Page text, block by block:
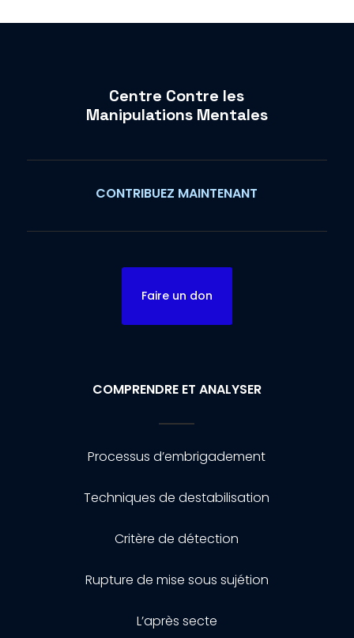
Centre Contre les
Manipulations Mentales
CONTRIBUEZ MAINTENANT
Faire un don
COMPRENDRE ET ANALYSER
Processus d’embrigadement
Techniques de destabilisation
Critère de détection
Rupture de mise sous sujétion
L’après secte